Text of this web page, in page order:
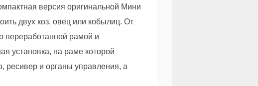
версия оригинальной Мини
двух коз, овец или кобылиц. От
переработанной рамой и
установка, на раме которой
ресивер и органы управления, а